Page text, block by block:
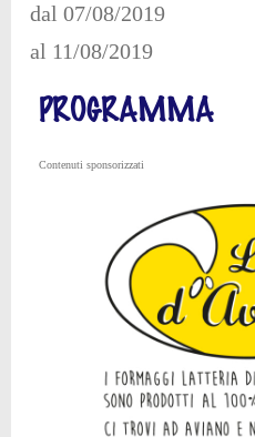
dal 07/08/2019
al 11/08/2019
PROGRAMMA
Contenuti sponsorizzati